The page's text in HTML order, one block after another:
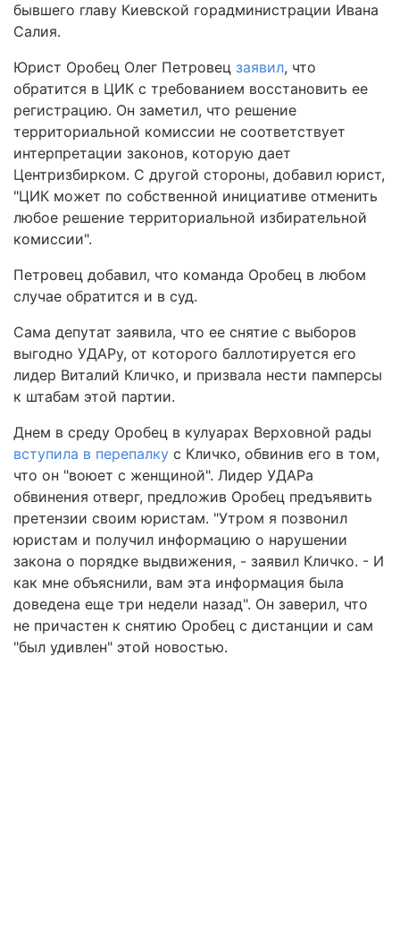
бывшего главу Киевской горадминистрации Ивана
Салия.
Юрист Оробец Олег Петровец заявил, что
обратится в ЦИК с требованием восстановить ее
регистрацию. Он заметил, что решение
территориальной комиссии не соответствует
интерпретации законов, которую дает
Центризбирком. С другой стороны, добавил юрист,
"ЦИК может по собственной инициативе отменить
любое решение территориальной избирательной
комиссии".
Петровец добавил, что команда Оробец в любом
случае обратится и в суд.
Сама депутат заявила, что ее снятие с выборов
выгодно УДАРу, от которого баллотируется его
лидер Виталий Кличко, и призвала нести памперсы
к штабам этой партии.
Днем в среду Оробец в кулуарах Верховной рады
вступила в перепалку с Кличко, обвинив его в том,
что он "воюет с женщиной". Лидер УДАРа
обвинения отверг, предложив Оробец предъявить
претензии своим юристам. "Утром я позвонил
юристам и получил информацию о нарушении
закона о порядке выдвижения, - заявил Кличко. - И
как мне объяснили, вам эта информация была
доведена еще три недели назад". Он заверил, что
не причастен к снятию Оробец с дистанции и сам
"был удивлен" этой новостью.